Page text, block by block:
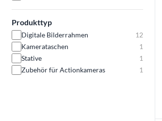
Produkttyp
Digitale Bilderrahmen
12
Kamerataschen
1
Stative
1
Zubehör für Actionkameras
1